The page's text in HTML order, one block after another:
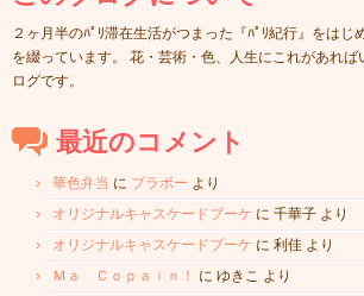
２ヶ月半のﾊﾟﾘ滞在生活がつまった『ﾊﾟﾘ紀行』をはじ
を綴っています。 花・芸術・色、人生にこれがあれ
ログです。
最近のコメント
華色弁当 に ブラボー より
オリジナルキャスケードブーケ に 千華子 より
オリジナルキャスケードブーケ に 利佳 より
Ｍａ Ｃｏｐａｉｎ！
に ゆきこ より